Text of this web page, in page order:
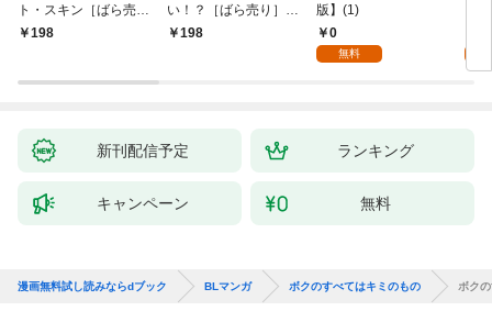
ト・スキン［ばら売
り］ 第1話
198
い！？［ばら売り］
第1話
198
版】(1)
0
無料
新刊配信予定 ランキング
キャンペーン 無料
漫画無料試し読みならdブック BLマンガ ボクのすべてはキミのもの ボク